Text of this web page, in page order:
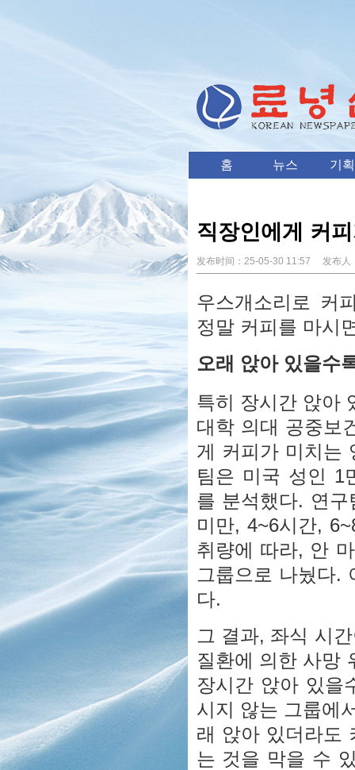
홈 뉴스 기획
직장인에게 커
发布时间： 25-05-30 11:57 发布人
우스개소리로 커
정말 커피를 마시
오래 앉아 있을수
특히 장시간 앉아
대학 의대 공중보
게 커피가 미치는
팀은 미국 성인 1
를 분석했다. 연
미만, 4~6시간,
취량에 따라, 안
그룹으로 나눴다.
다.
그 결과, 좌식 시
질환에 의한 사망
장시간 앉아 있을
시지 않는 그룹에
래 앉아 있더라도
는 것을 막을 수